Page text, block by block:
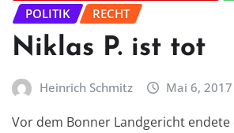
POLITIK
RECHT
Niklas P. ist tot
Heinrich Schmitz Mai 6, 2017
Vor dem Bonner Landgericht endete